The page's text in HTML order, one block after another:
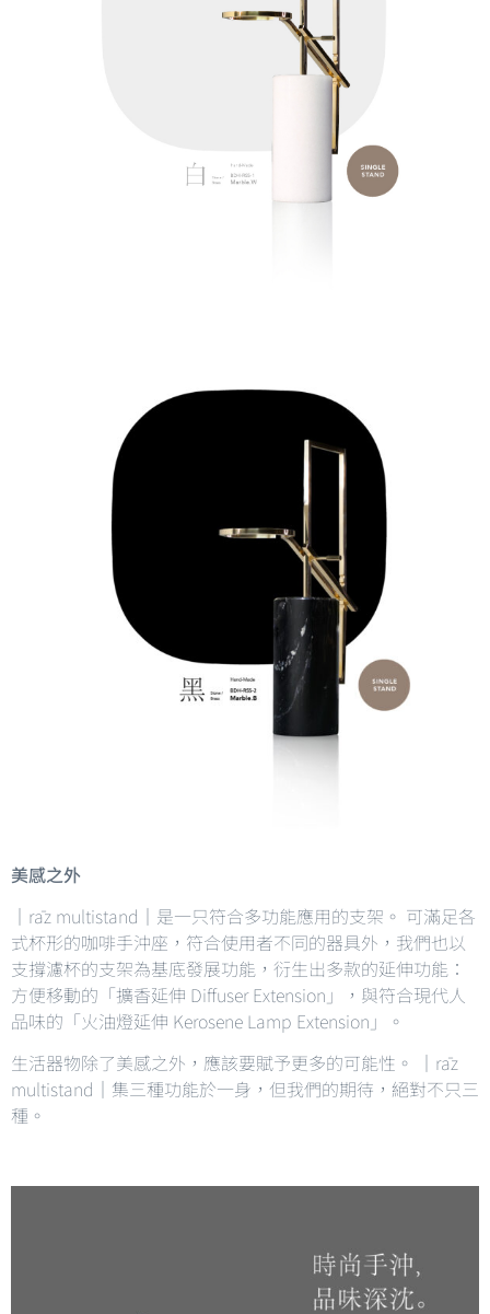
美感之外
｜rāz multistand｜是一只符合多功能應用的支架。 可滿足各
式杯形的咖啡手沖座，符合使用者不同的器具外，我們也以
支撐濾杯的支架為基底發展功能，衍生出多款的延伸功能：
方便移動的「擴香延伸 Diffuser Extension」，與符合現代人
品味的「火油燈延伸 Kerosene Lamp Extension」。
生活器物除了美感之外，應該要賦予更多的可能性。 ｜rāz
multistand｜集三種功能於一身，但我們的期待，絕對不只三
種。